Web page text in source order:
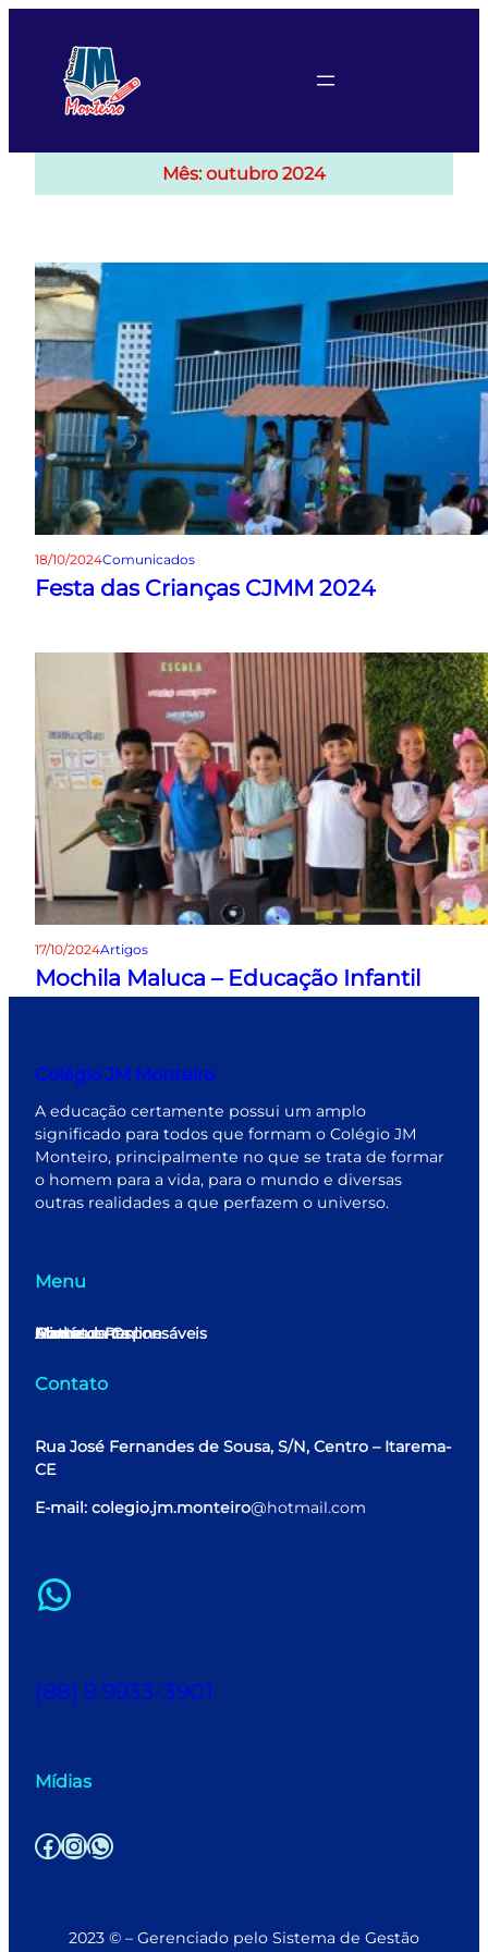
conteúdo
Mês:outubro 2024
18/10/2024Comunicados
Festa das Crianças CJMM 2024
17/10/2024Artigos
Mochila Maluca – Educação Infantil
Colégio JM Monteiro
A educação certamente possui um amplo
significado para todos que formam o Colégio JM
Monteiro, principalmente no que se trata de formar
o homem para a vida, para o mundo e diversas
outras realidades a que perfazem o universo.
Menu
Home
Minha conta
Matrícula Online
Alunos e Responsáveis
Contato
Contato
Rua José Fernandes de Sousa, S/N, Centro – Itarema-
CE
E-mail: colegio.jm.monteiro@hotmail.com
WhatsApp
(88) 9 9933-3901
Mídias
Facebook InstagramWhatsApp
2023 © – Gerenciado pelo Sistema de Gestão